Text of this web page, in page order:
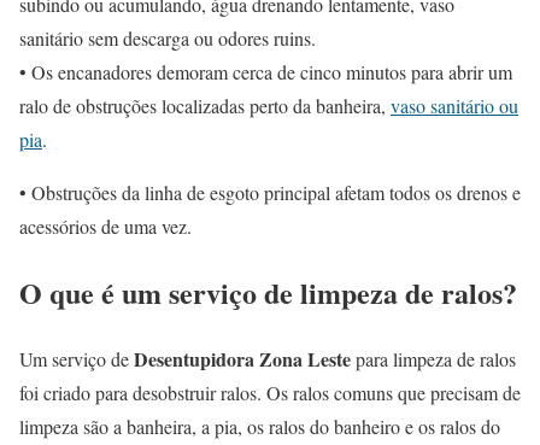
sanitário sem descarga ou odores ruins.
• Os encanadores demoram cerca de cinco minutos para abrir um
ralo de obstruções localizadas perto da banheira, vaso sanitário ou
pia.
• Obstruções da linha de esgoto principal afetam todos os drenos e
acessórios de uma vez.
O que é um serviço de limpeza de ralos?
Um serviço deDesentupidora Zona Lestepara limpeza de ralos
foi criado para desobstruir ralos. Os ralos comuns que precisam de
limpeza são a banheira, a pia, os ralos do banheiro e os ralos do